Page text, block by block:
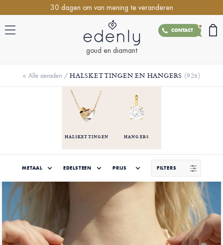
30 dagen om van mening te veranderen
CONTACT
goud en diamant
< Alle sieraden / HALSKETTINGEN EN HANGERS (926)
HALSKETTINGEN HANGERS
METAAL EDELSTEEN PRIJS FILTERS